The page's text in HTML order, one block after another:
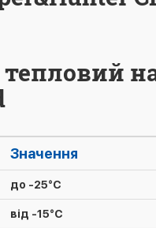
Значення
до -25°C
від -15°C